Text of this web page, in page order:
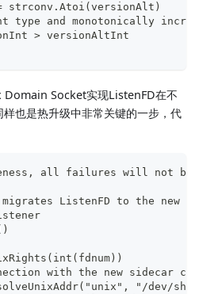
strconv.Atoi(versionAlt)
type and monotonically
> versionAltInt
Socket实现ListenFD在不
也是热升级中非常关键的一步，代
all failures will not be
ListenFD to the new
with the new sidecar
"/dev/